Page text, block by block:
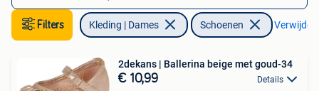
Filters Kleding | Dames Schoenen Verwijder
2dekans | Ballerina beige met goud-34
€ 10,99 Details